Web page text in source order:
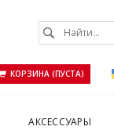
КОРЗИНА (ПУСТА)
АКСЕССУАРЫ